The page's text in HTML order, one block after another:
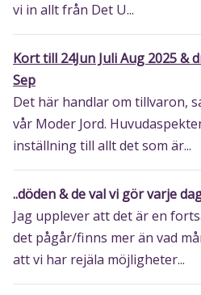
vi in allt från Det U...
Kort till 24Jun Juli Aug 2025 &
Sep
Det här handlar om tillvaron,
vår Moder Jord.
inställning till allt det som är...
..döden & de val vi gör varje
Jag upplever att det är en
det pågår/finns mer än vad
att vi har rejäla möjligheter...